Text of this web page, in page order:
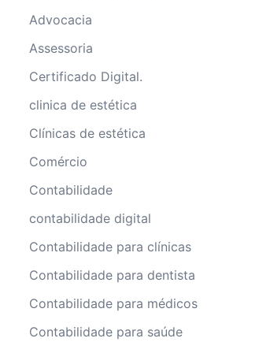
Advocacia
Assessoria
Certificado Digital.
clinica de estética
Clínicas de estética
Comércio
Contabilidade
contabilidade digital
Contabilidade para clínicas
Contabilidade para dentista
Contabilidade para médicos
Contabilidade para saúde